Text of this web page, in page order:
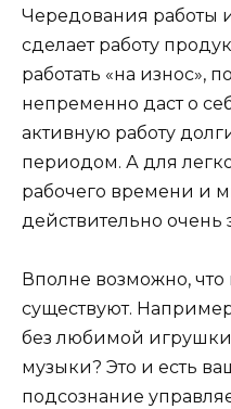
Чередования работы
сделает работу
работать «на износ»,
непременно даст о
активную работу
периодом. А для
рабочего времени и
действительно
Вполне возможно,
существуют.
без любимой
музыки? Это и есть
подсознание